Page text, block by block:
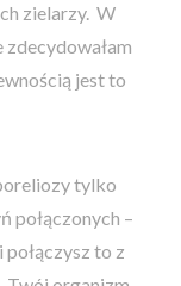
zielarzy. W
jest to
tylko
połączonych –
to z